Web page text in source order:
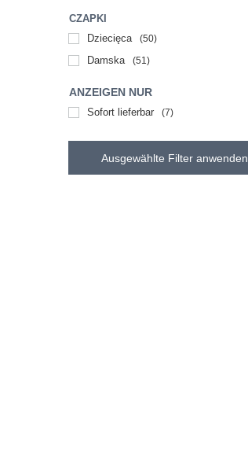
CZAPKI
Dziecięca
50
Damska 51
ANZEIGEN NUR
Sofort lieferbar 7
Ausgewählte Filter anwenden